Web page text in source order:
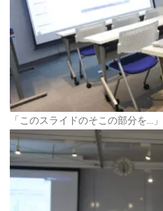
「このスライドのそこの部分を…」